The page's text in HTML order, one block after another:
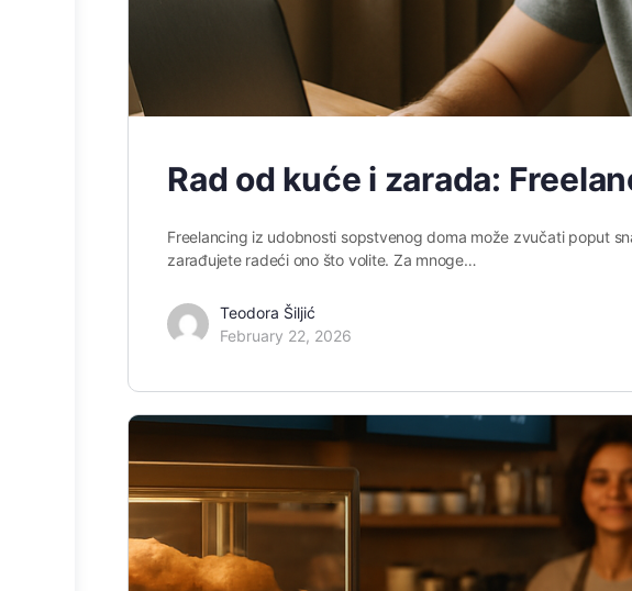
Rad od kuće i zarada:
Freelancing iz udobnosti sopstvenog doma može zvučati poput
zarađujete radeći ono što volite. Za mnoge…
Teodora Šiljić
February 22, 2026